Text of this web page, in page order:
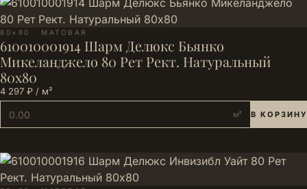
80×80 · МАТОВАЯ
610010001914 Шарм Делюкс Бьянко
Микеланджело 80 Рет Рект. Натуральный
80х80
4 297 ₽ / м²
м² В КОРЗИНУ